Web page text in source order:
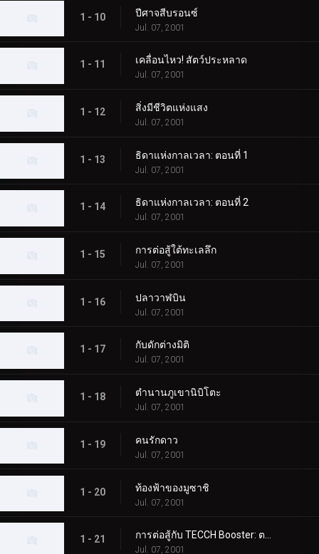
1 - 10 ปีศาจสีบรอนซ์
Jul. 07, 2001
1 - 11 เคลื่อนไหว! สัตว์ประหลาด
Jul. 07, 2001
1 - 12 สิ่งมีชีวิตแห่งแสง
Jul. 07, 2001
1 - 13 ธิดาแห่งกาลเวลา: ตอนที่ 1
Jul. 07, 2001
1 - 14 ธิดาแห่งกาลเวลา: ตอนที่ 2
Jul. 07, 2001
1 - 15 การต่อสู้ใต้ทะเลลึก
Jul. 07, 2001
1 - 16 ปลาวาฬบิน
Jul. 07, 2001
1 - 17 กับดักต่างมิติ
Jul. 07, 2001
1 - 18 ตำนานภูเขานิบิโตะ
Jul. 07, 2001
1 - 19 คนรักดาว
Jul. 07, 2001
1 - 20 ท้องฟ้าของมูซาชิ
Jul. 07, 2001
1 - 21 การต่อสู้กับ TECCH Booster: ตอนที่ 1
Jul. 07, 2001